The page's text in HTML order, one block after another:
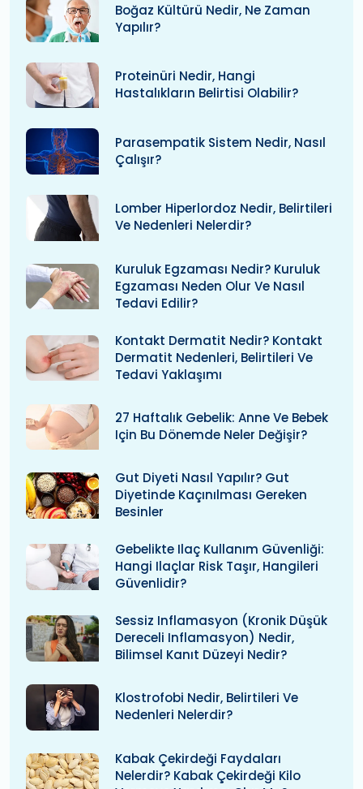
Boğaz Kültürü Nedir, Ne Zaman
Yapılır?
Proteinüri Nedir, Hangi
Hastalıkların Belirtisi Olabilir?
Parasempatik Sistem Nedir, Nasıl
Çalışır?
Lomber Hiperlordoz Nedir, Belirtileri
Ve Nedenleri Nelerdir?
Kuruluk Egzaması Nedir? Kuruluk
Egzaması Neden Olur Ve Nasıl
Tedavi Edilir?
Kontakt Dermatit Nedir? Kontakt
Dermatit Nedenleri, Belirtileri Ve
Tedavi Yaklaşımı
27 Haftalık Gebelik: Anne Ve Bebek
Için Bu Dönemde Neler Değişir?
Gut Diyeti Nasıl Yapılır? Gut
Diyetinde Kaçınılması Gereken
Besinler
Gebelikte Ilaç Kullanım Güvenliği:
Hangi Ilaçlar Risk Taşır, Hangileri
Güvenlidir?
Sessiz Inflamasyon (kronik Düşük
Dereceli Inflamasyon) Nedir,
Bilimsel Kanıt Düzeyi Nedir?
Klostrofobi Nedir, Belirtileri Ve
Nedenleri Nelerdir?
Kabak Çekirdeği Faydaları
Nelerdir? Kabak Çekirdeği Kilo